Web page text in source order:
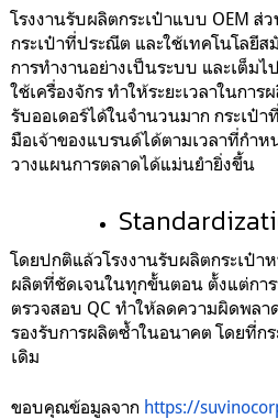
โรงงานรับผลิตกระเป๋าแบบ OEM ส่
กระเป๋าที่ประณีต และใช้เทคโนโลยี
การทำงานอย่างเป็นระบบ และเต็ม
ใช้เครื่องจักร ทำให้ระยะเวลาในกา
รับออเดอร์ได้ในจำนวนมาก กระเป๋
มือเจ้าของแบรนด์ได้ตามเวลาที่กำ
วางแผนการตลาดได้แม่นยำยิ่งขึ้น
โดยปกติแล้วโรงงานรับผลิตกระเป๋า
ผลิตที่ชัดเจนในทุกขั้นตอน ตั้งแต่กา
ตรวจสอบ QC ทำให้ลดความผิดพลา
รองรับการผลิตซ้ำในอนาคต โดยที่ก
เดิม
ขอบคุณข้อมูลจาก https://